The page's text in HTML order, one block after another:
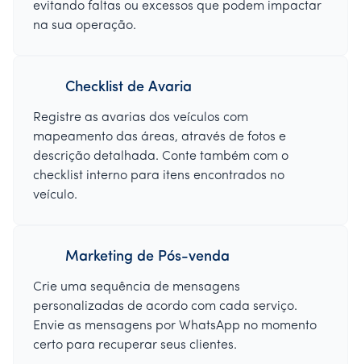
evitando faltas ou excessos que podem impactar
na sua operação.
Checklist de Avaria
Registre as avarias dos veículos com
mapeamento das áreas, através de fotos e
descrição detalhada. Conte também com o
checklist interno para itens encontrados no
veículo.
Marketing de Pós-venda
Crie uma sequência de mensagens
personalizadas de acordo com cada serviço.
Envie as mensagens por WhatsApp no momento
certo para recuperar seus clientes.